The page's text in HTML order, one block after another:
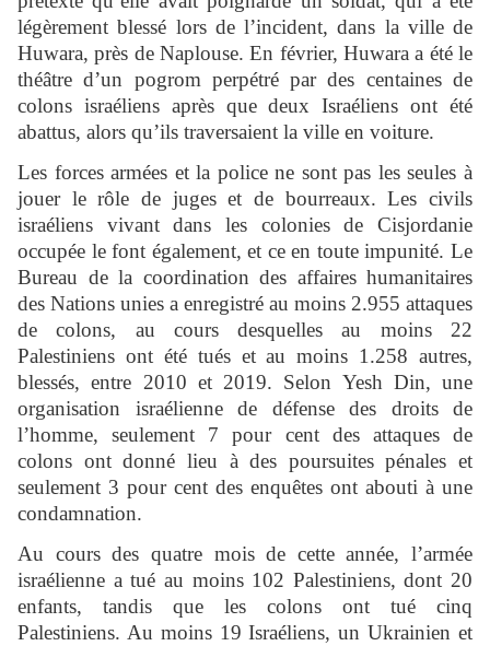
légèrement blessé lors de l’incident, dans la ville de
Huwara, près de Naplouse. En février, Huwara a été le
théâtre d’un pogrom perpétré par des centaines de
colons israéliens après que deux Israéliens ont été
abattus, alors qu’ils traversaient la ville en voiture.
Les forces armées et la police ne sont pas les seules à
jouer le rôle de juges et de bourreaux. Les civils
israéliens vivant dans les colonies de Cisjordanie
occupée le font également, et ce en toute impunité. Le
Bureau de la coordination des affaires humanitaires
des Nations unies a enregistré au moins 2.955 attaques
de colons, au cours desquelles au moins 22
Palestiniens ont été tués et au moins 1.258 autres,
blessés, entre 2010 et 2019. Selon Yesh Din, une
organisation israélienne de défense des droits de
l’homme, seulement 7 pour cent des attaques de
colons ont donné lieu à des poursuites pénales et
seulement 3 pour cent des enquêtes ont abouti à une
condamnation.
Au cours des quatre mois de cette année, l’armée
israélienne a tué au moins 102 Palestiniens, dont 20
enfants, tandis que les colons ont tué cinq
Palestiniens. Au moins 19 Israéliens, un Ukrainien et